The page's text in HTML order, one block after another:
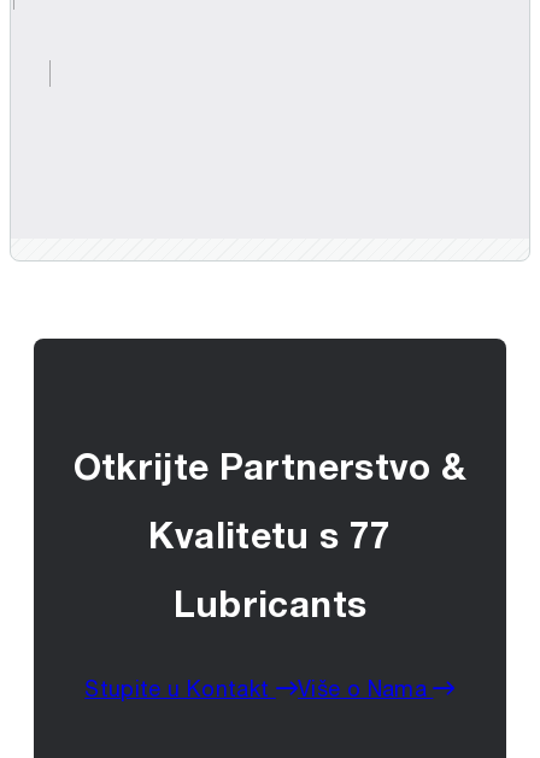
Otkrijte Partnerstvo &
Kvalitetu s 77
Lubricants
Stupite u Kontakt Više o Nama